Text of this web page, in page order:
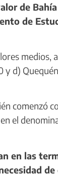
de
de
medios,
y d)
comenzó
el
en las